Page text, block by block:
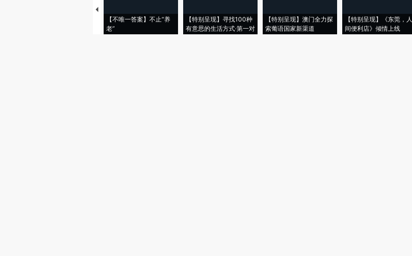
【不唯一答案】不止“养
老”
【特别呈现】寻找100种
有意思的生活方式·第一对
【特别呈现】澳门全力探
索葡语国家新渠道
【特别呈现】《东莞，人
间便利店》倾情上线